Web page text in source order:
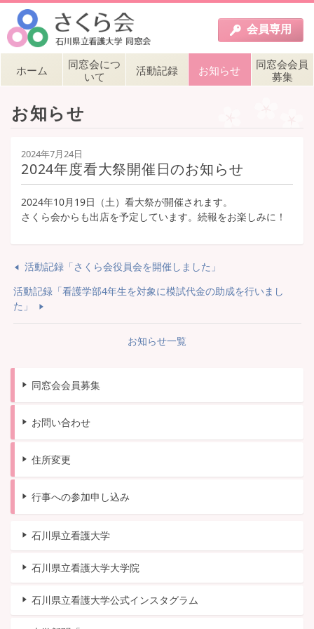
会員専用
ホーム
同窓会につ
いて
活動記録 お知らせ
同窓会会員
募集
お知らせ
2024年7月24日
2024年度看大祭開催日のお知らせ
2024年10月19日（土）看大祭が開催されます。
さくら会からも出店を予定しています。続報をお楽しみに！
活動記録「さくら会役員会を開催しました」
活動記録「看護学部4年生を対象に模試代金の助成を行いまし
た」
お知らせ一覧
同窓会会員募集
お問い合わせ
住所変更
行事への参加申し込み
石川県立看護大学
石川県立看護大学大学院
石川県立看護大学公式インスタグラム